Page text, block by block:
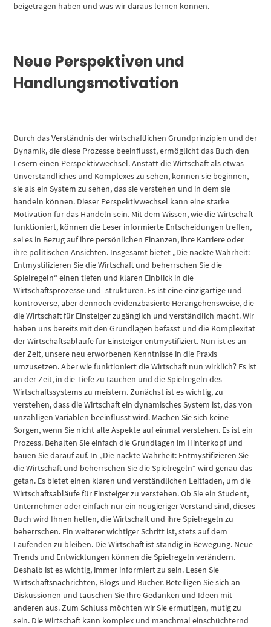
beigetragen haben und was wir daraus lernen können.
Neue Perspektiven und
Handlungsmotivation
Durch das Verständnis der wirtschaftlichen Grundprinzipien und der
Dynamik, die diese Prozesse beeinflusst, ermöglicht das Buch den
Lesern einen Perspektivwechsel. Anstatt die Wirtschaft als etwas
Unverständliches und Komplexes zu sehen, können sie beginnen,
sie als ein System zu sehen, das sie verstehen und in dem sie
handeln können. Dieser Perspektivwechsel kann eine starke
Motivation für das Handeln sein. Mit dem Wissen, wie die Wirtschaft
funktioniert, können die Leser informierte Entscheidungen treffen,
sei es in Bezug auf ihre persönlichen Finanzen, ihre Karriere oder
ihre politischen Ansichten. Insgesamt bietet „Die nackte Wahrheit:
Entmystifizieren Sie die Wirtschaft und beherrschen Sie die
Spielregeln“ einen tiefen und klaren Einblick in die
Wirtschaftsprozesse und -strukturen. Es ist eine einzigartige und
kontroverse, aber dennoch evidenzbasierte Herangehensweise, die
die Wirtschaft für Einsteiger zugänglich und verständlich macht. Wir
haben uns bereits mit den Grundlagen befasst und die Komplexität
der Wirtschaftsabläufe für Einsteiger entmystifiziert. Nun ist es an
der Zeit, unsere neu erworbenen Kenntnisse in die Praxis
umzusetzen. Aber wie funktioniert die Wirtschaft nun wirklich? Es ist
an der Zeit, in die Tiefe zu tauchen und die Spielregeln des
Wirtschaftssystems zu meistern. Zunächst ist es wichtig, zu
verstehen, dass die Wirtschaft ein dynamisches System ist, das von
unzähligen Variablen beeinflusst wird. Machen Sie sich keine
Sorgen, wenn Sie nicht alle Aspekte auf einmal verstehen. Es ist ein
Prozess. Behalten Sie einfach die Grundlagen im Hinterkopf und
bauen Sie darauf auf. In „Die nackte Wahrheit: Entmystifizieren Sie
die Wirtschaft und beherrschen Sie die Spielregeln“ wird genau das
getan. Es bietet einen klaren und verständlichen Leitfaden, um die
Wirtschaftsabläufe für Einsteiger zu verstehen. Ob Sie ein Student,
Unternehmer oder einfach nur ein neugieriger Verstand sind, dieses
Buch wird Ihnen helfen, die Wirtschaft und ihre Spielregeln zu
beherrschen. Ein weiterer wichtiger Schritt ist, stets auf dem
Laufenden zu bleiben. Die Wirtschaft ist ständig in Bewegung. Neue
Trends und Entwicklungen können die Spielregeln verändern.
Deshalb ist es wichtig, immer informiert zu sein. Lesen Sie
Wirtschaftsnachrichten, Blogs und Bücher. Beteiligen Sie sich an
Diskussionen und tauschen Sie Ihre Gedanken und Ideen mit
anderen aus. Zum Schluss möchten wir Sie ermutigen, mutig zu
sein. Die Wirtschaft kann komplex und manchmal einschüchternd